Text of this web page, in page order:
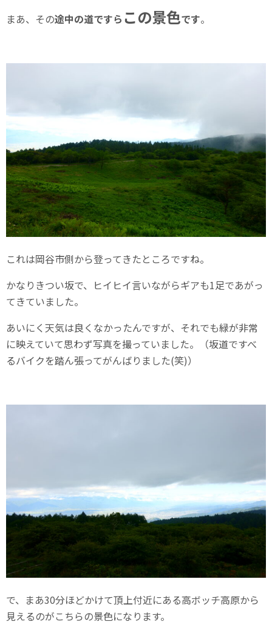
まあ、その途中の道ですら この景色です。
これは岡谷市側から登ってきたところですね。
かなりきつい坂で、ヒイヒイ言いながらギアも1足であがっ
てきていました。
あいにく天気は良くなかったんですが、それでも緑が非常
に映えていて思わず写真を撮っていました。（坂道ですべ
るバイクを踏ん張ってがんばりました(笑)）
で、まあ30分ほどかけて頂上付近にある高ボッチ高原から
見えるのがこちらの景色になります。